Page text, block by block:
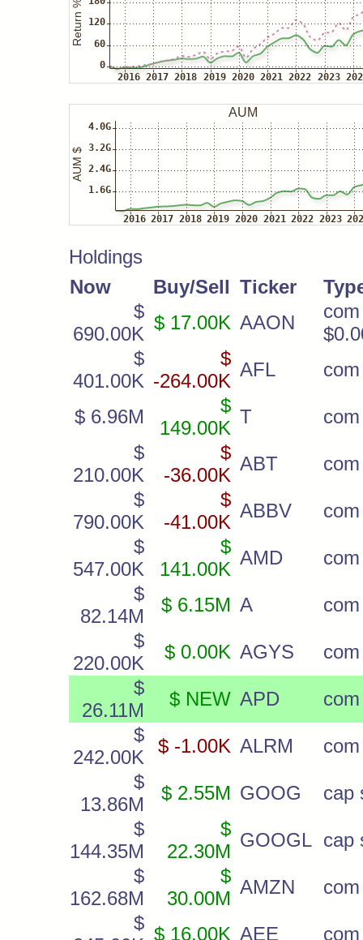
Holdings
Now
Buy/Sell Ticker
$
690.00K
$ 17.00K AAON
$
401.00K
$
-264.00K
AFL com
$ 6.96M
$
149.00K
T
com
$
210.00K
$
-36.00K
ABT
com
$
790.00K
$
-41.00K
ABBV
com
$
547.00K
$
141.00K
AMD
com
$
82.14M
$ 6.15M A
com
$
220.00K
$ 0.00K AGYS
com
$
26.11M
$ NEW APD
com
$
242.00K
$ -1.00K ALRM
com
$
13.86M
$ 2.55M GOOG
cap
$
144.35M
$
22.30M
GOOGL cap
$
162.68M
$
30.00M
AMZN
com
$
$ 16.00K AEE com